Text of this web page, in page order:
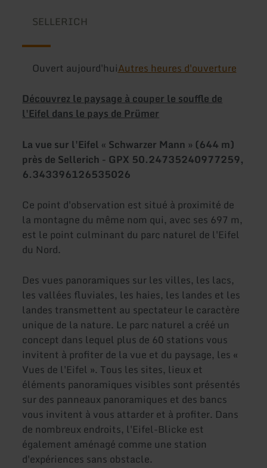
SELLERICH
Ouvert aujourd'huiAutres heures d'ouverture
Découvrez le paysage à couper le souffle de
l'Eifel dans le pays de Prümer
La vue sur l'Eifel « Schwarzer Mann » (644 m)
près de Sellerich - GPX 50.24735240977259,
6.343396126535026
Ce point d'observation est situé à proximité de
la montagne du même nom qui, avec ses 697 m,
est le point culminant du parc naturel de l'Eifel
du Nord.
Des vues panoramiques sur les villes, les lacs,
les vallées fluviales, les haies, les landes et les
landes transmettent au spectateur le caractère
unique de la nature. Le parc naturel a créé un
concept dans lequel plus de 60 stations vous
invitent à profiter de la vue et du paysage, les «
Vues de l'Eifel ». Tous les sites, lieux et
éléments panoramiques visibles sont présentés
sur des panneaux panoramiques et des bancs
vous invitent à vous attarder et à profiter. Dans
de nombreux endroits, l'Eifel-Blicke est
également aménagé comme une station
d'expériences sans obstacle.